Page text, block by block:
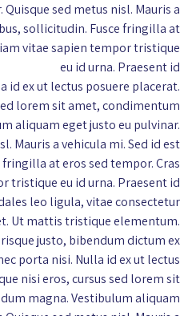
sed metus nisl. Mauris a
sollicitudin. Fusce fringilla at
vitae sapien tempor tristique
eu id urna. Praesent id
id ex ut lectus posuere placerat.
lorem sit amet, condimentum
aliquam eget justo eu pulvinar.
Mauris a vehicula mi. Sed id est
at eros sed tempor. Cras
tristique eu id urna. Praesent id
leo ligula, vitae consectetur
Ut mattis tristique elementum.
justo, bibendum dictum ex
porta nisi. Nulla id ex ut lectus
nisi eros, cursus sed lorem sit
magna. Vestibulum aliquam